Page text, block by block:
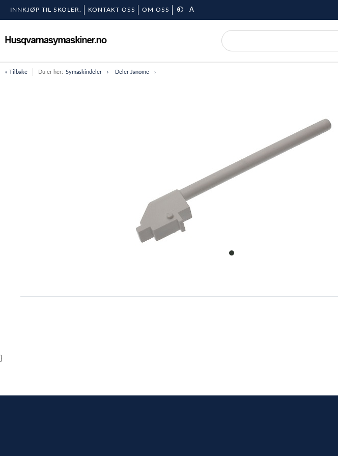
INNKJØP TIL SKOLER. KONTAKT OSS OM OSS
« Tilbake Du er her: Symaskindeler Deler Janome
item
}